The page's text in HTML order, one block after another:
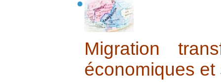
Migration
économiques et